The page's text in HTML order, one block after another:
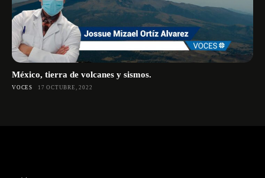
México, tierra de volcanes y sismos.
VOCES 17 OCTUBRE, 2022